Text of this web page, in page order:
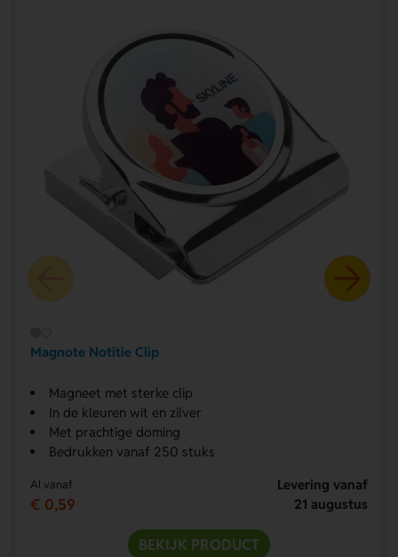
Magnote Notitie Clip
Magneet met sterke clip
In de kleuren wit en zilver
Met prachtige doming
Bedrukken vanaf 250 stuks
Al vanaf
€ 0,59
Levering vanaf
21 augustus
BEKIJK PRODUCT